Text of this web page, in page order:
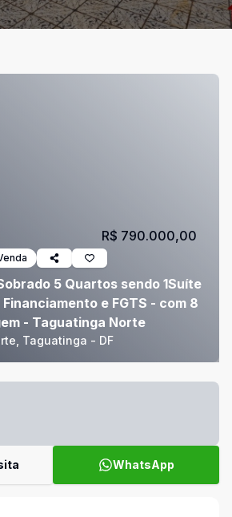
5 Quartos sendo 1Suíte
e FGTS - com 8
- Taguatinga Norte
Taguatinga - DF
R$ 790.000,00
WhatsApp